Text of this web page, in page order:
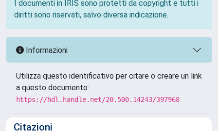
I documenti in IRIS sono protetti da copyright e tutti i
diritti sono riservati, salvo diversa indicazione.
Informazioni
Utilizza questo identificativo per citare o creare un link
a questo documento:
https://hdl.handle.net/20.500.14243/397968
Citazioni